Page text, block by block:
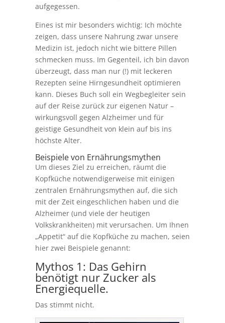
aufgegessen.
Eines ist mir besonders wichtig: Ich möchte
zeigen, dass unsere Nahrung zwar unsere
Medizin ist, jedoch nicht wie bittere Pillen
schmecken muss. Im Gegenteil, ich bin davon
überzeugt, dass man nur (!) mit leckeren
Rezepten seine Hirngesundheit optimieren
kann. Dieses Buch soll ein Wegbegleiter sein
auf der Reise zurück zur eigenen Natur –
wirkungsvoll gegen Alzheimer und für
geistige Gesundheit von klein auf bis ins
höchste Alter.
Beispiele von Ernährungsmythen
Um dieses Ziel zu erreichen, räumt die
Kopfküche notwendigerweise mit einigen
zentralen Ernährungsmythen auf, die sich
mit der Zeit eingeschlichen haben und die
Alzheimer (und viele der heutigen
Volkskrankheiten) mit verursachen. Um Ihnen
„Appetit“ auf die Kopfküche zu machen, seien
hier zwei Beispiele genannt:
Mythos 1: Das Gehirn
benötigt nur Zucker als
Energiequelle.
Das stimmt nicht.